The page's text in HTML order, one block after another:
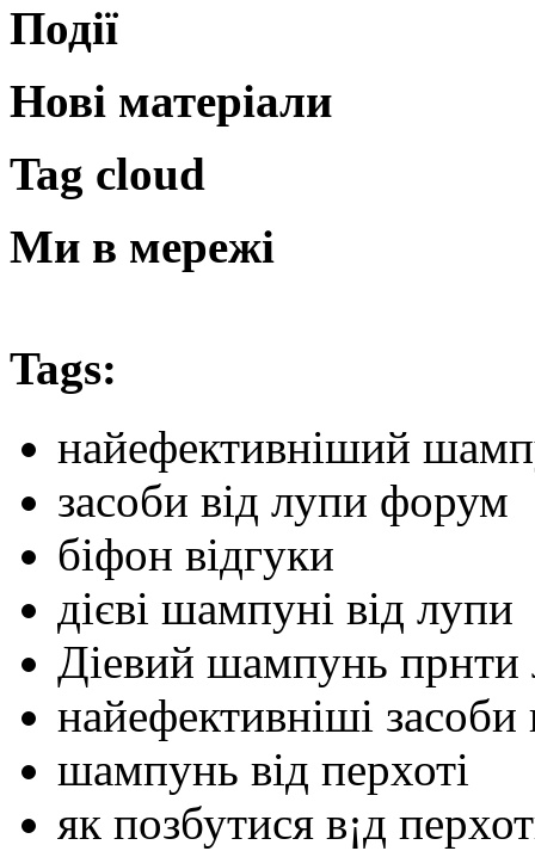
Події
Нові матеріали
Tag cloud
Ми в мережі
Tags:
найефективніший
засоби від лупи форум
біфон відгуки
дієві шампуні від лупи
Діевий шампунь прнти
найефективніші
шампунь від перхоті
як позбутися в¡д